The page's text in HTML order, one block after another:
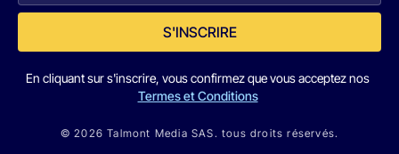
S'INSCRIRE
En cliquant sur s'inscrire, vous confirmez que vous acceptez nos
Termes et Conditions
© 2026 Talmont Media SAS. tous droits réservés.